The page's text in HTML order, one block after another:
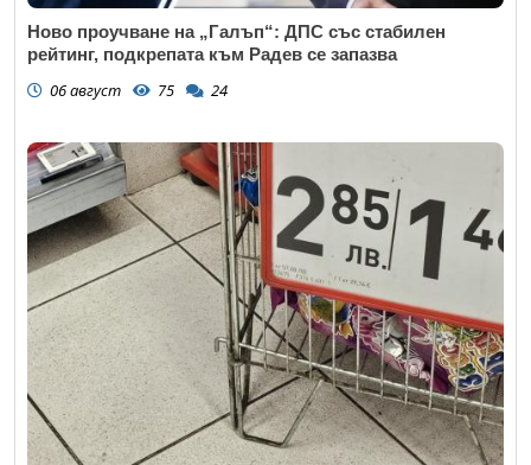
Ново проучване на „Галъп“: ДПС със стабилен
рейтинг, подкрепата към Радев се запазва
06 август 75 24